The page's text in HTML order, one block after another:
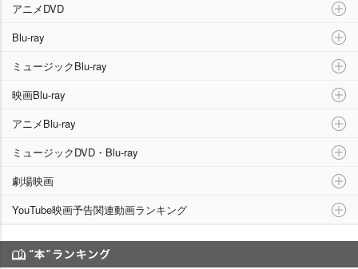
アニメDVD
Blu-ray
ミュージックBlu-ray
映画Blu-ray
アニメBlu-ray
ミュージックDVD・Blu-ray
劇場映画
YouTube映画予告関連動画ランキング